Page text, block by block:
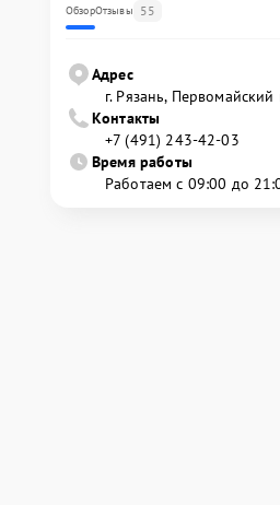
ОбзорОтзывы 55
Адрес
г. Рязань,
Контакты
+7 (491) 243-42-03
Время работы
Работаем с 09:00 до